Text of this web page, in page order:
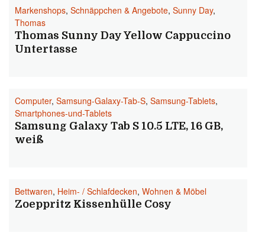
Markenshops, Schnäppchen & Angebote, Sunny Day,
Thomas
Thomas Sunny Day Yellow Cappuccino
Untertasse
Computer, Samsung-Galaxy-Tab-S, Samsung-Tablets,
Smartphones-und-Tablets
Samsung Galaxy Tab S 10.5 LTE, 16 GB,
weiß
Bettwaren, Heim- / Schlafdecken, Wohnen & Möbel
Zoeppritz Kissenhülle Cosy